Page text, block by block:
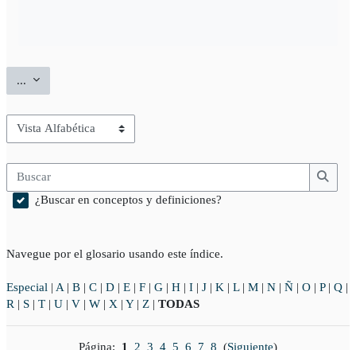
... Exportar entradas
Navegue por el glosario usando este índice.
Buscar
Buscar
¿Buscar en conceptos y definiciones?
Navegue por el glosario usando este índice.
Especial | A | B | C | D | E | F | G | H | I | J | K | L| M | N | Ñ | O | P| Q |
R | S | T | U | V | W | X | Y| Z | TODAS
Página: 1 2 3 4 5 6 7 8 (Siguiente)